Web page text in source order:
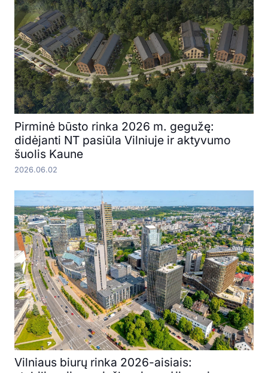
Pirminė būsto rinka 2026 m. gegužę:
didėjanti NT pasiūla Vilniuje ir aktyvumo
šuolis Kaune
2026.06.02
Vilniaus biurų rinka 2026-aisiais: